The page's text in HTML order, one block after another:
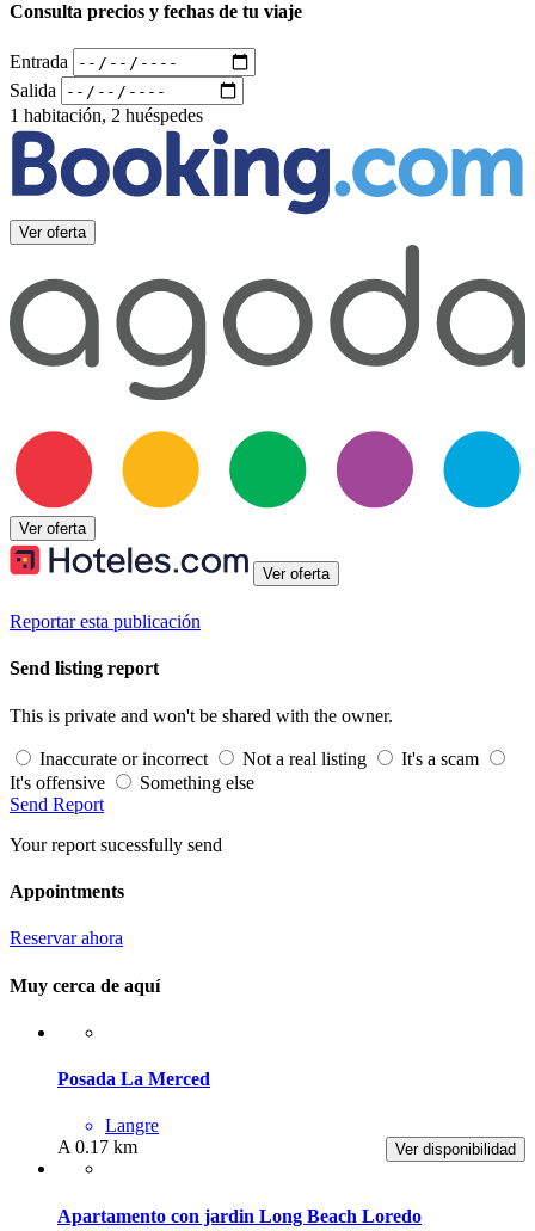
Consulta precios y fechas de tu viaje
Entrada
Salida
1 habitación, 2 huéspedes
Ver oferta
Ver oferta
Ver oferta
Reportar esta publicación
Send listing report
This is private and won't be shared with the owner.
Inaccurate or incorrect Not a real listing
It's a scam
It's offensive
Something else
Send Report
Your report sucessfully send
Appointments
Reservar ahora
Muy cerca de aquí
Posada La Merced
Langre
Ver disponibilidad
A 0.17 km
Apartamento con jardin Long Beach Loredo